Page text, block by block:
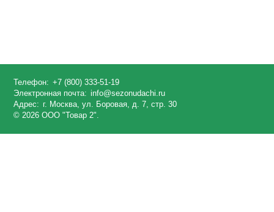
Телефон: +7 (800) 333-51-19
Электронная почта: info@sezonudachi.ru
Адрес: г. Москва, ул. Боровая, д. 7, стр. 30
© 2026 ООО "Товар 2".